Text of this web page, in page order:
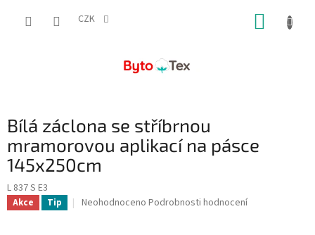
CZK
Bílá záclona se stříbrnou
mramorovou aplikací na pásce
145x250cm
L 837 S E3
Akce Tip
Průměrné
Neohodnoceno Podrobnosti hodnocení